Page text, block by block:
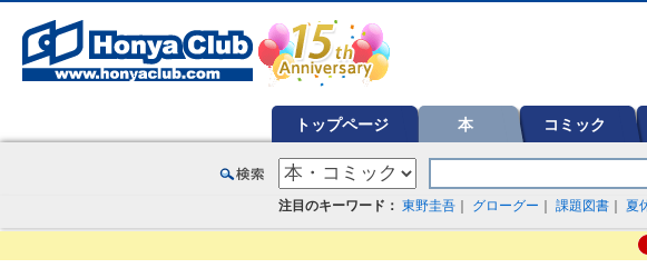
トップページ 本 コミック
注目のキーワード： 東野圭吾 グローグー 課題図書 夏